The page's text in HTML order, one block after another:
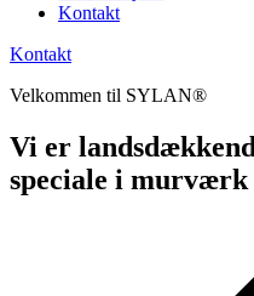
Kontakt
Kontakt
Velkommen til SYLAN®
Vi er
speciale i murværk